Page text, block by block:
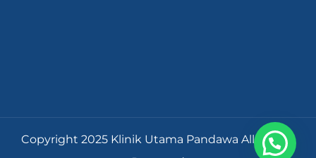
Copyright 2025 Klinik Utama Pandawa All Rights